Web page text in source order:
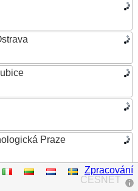
Praze
CESNET
Zpracování